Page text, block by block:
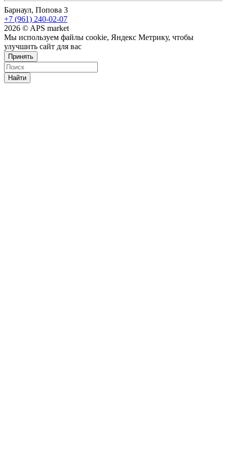
Барнаул, Попова 3
+7 (961) 240-02-07
2026 © APS market
Мы используем файлы cookie, Яндекс Метрику, чтобы
улучшить сайт для вас
Принять
Найти